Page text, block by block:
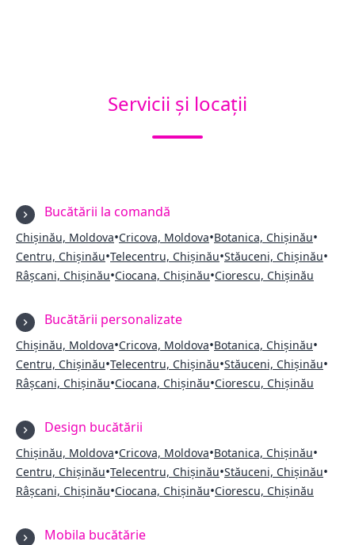
Servicii și locații
Bucătării la comandă
Chișinău, Moldova•Cricova, Moldova•Botanica, Chișinău•
Centru, Chișinău•Telecentru, Chișinău•Stăuceni, Chișinău•
Râșcani, Chișinău•Ciocana, Chișinău•Ciorescu, Chișinău
Bucătării personalizate
Chișinău, Moldova•Cricova, Moldova•Botanica, Chișinău•
Centru, Chișinău•Telecentru, Chișinău•Stăuceni, Chișinău•
Râșcani, Chișinău•Ciocana, Chișinău•Ciorescu, Chișinău
Design bucătării
Chișinău, Moldova•Cricova, Moldova•Botanica, Chișinău•
Centru, Chișinău•Telecentru, Chișinău•Stăuceni, Chișinău•
Râșcani, Chișinău•Ciocana, Chișinău•Ciorescu, Chișinău
Mobila bucătărie